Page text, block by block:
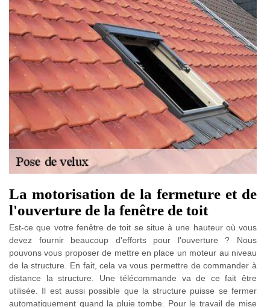
La motorisation de la fermeture et de
l'ouverture de la fenêtre de toit
Est-ce que votre fenêtre de toit se situe à une hauteur où vous
devez fournir beaucoup d'efforts pour l'ouverture ? Nous
pouvons vous proposer de mettre en place un moteur au niveau
de la structure. En fait, cela va vous permettre de commander à
distance la structure. Une télécommande va de ce fait être
utilisée. Il est aussi possible que la structure puisse se fermer
automatiquement quand la pluie tombe. Pour le travail de mise